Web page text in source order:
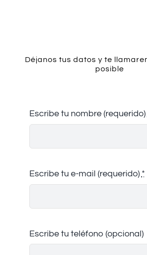
Déjanos tus datos y te
posible
Escribe tu nombre (requerido)
Escribe tu e-mail (requerido) *
Escribe tu teléfono (opcional)